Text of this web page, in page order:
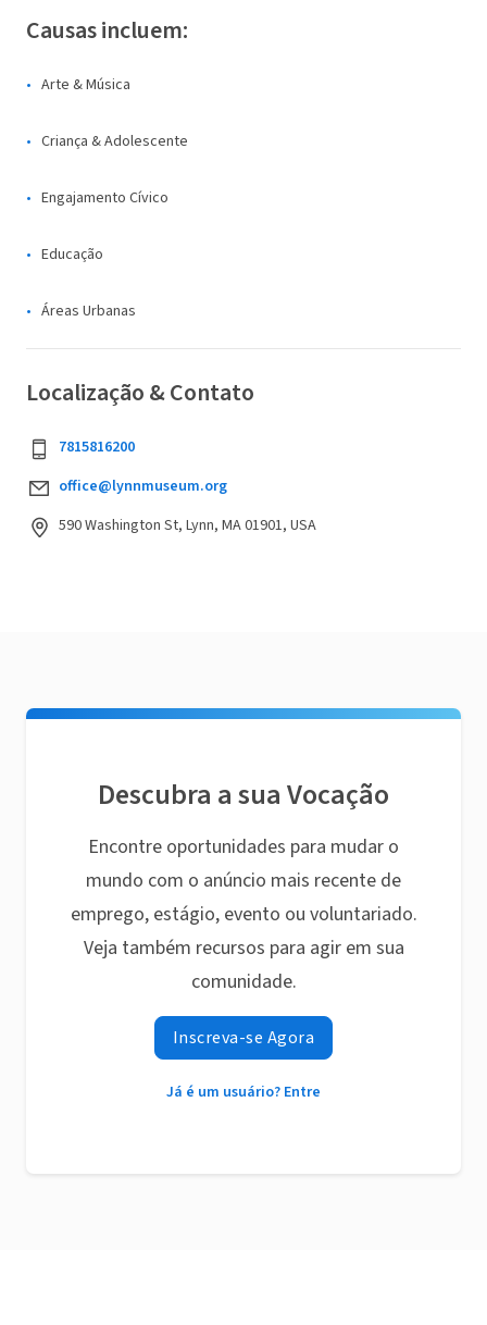
Causas incluem:
Arte & Música
Criança & Adolescente
Engajamento Cívico
Educação
Áreas Urbanas
Localização & Contato
7815816200
office@lynnmuseum.org
590 Washington St, Lynn, MA 01901, USA
Descubra a sua Vocação
Encontre oportunidades para mudar o
mundo com o anúncio mais recente de
emprego, estágio, evento ou voluntariado.
Veja também recursos para agir em sua
comunidade.
Inscreva-se Agora
Já é um usuário? Entre